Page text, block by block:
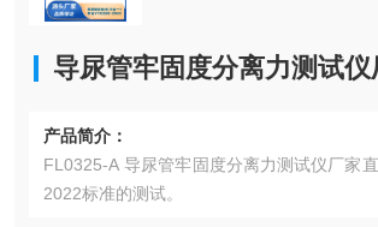
导尿管牢固度分离力测试
产品简介：
FL0325-A 导尿管牢固度分离力测试仪厂家
2022标准的测试。